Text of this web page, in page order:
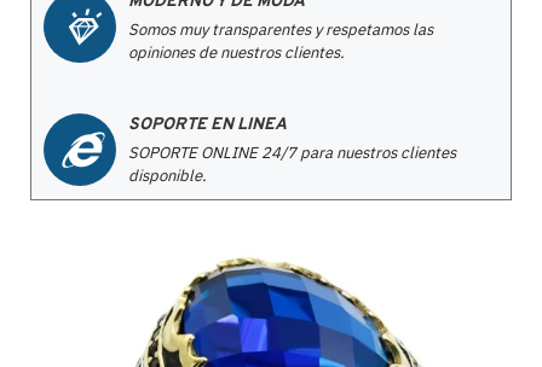
Somos muy transparentes y respetamos las
opiniones de nuestros clientes.
SOPORTE EN LINEA
SOPORTE ONLINE 24/7 para nuestros clientes
disponible.